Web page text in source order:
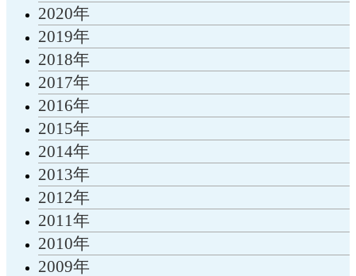
2020年
2019年
2018年
2017年
2016年
2015年
2014年
2013年
2012年
2011年
2010年
2009年